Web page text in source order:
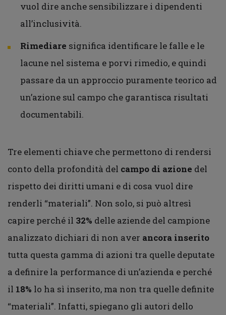
vuol dire anche sensibilizzare i dipendenti
all’inclusività.
Rimediare significa identificare le falle e le
lacune nel sistema e porvi rimedio, e quindi
passare da un approccio puramente teorico ad
un’azione sul campo che garantisca risultati
documentabili.
Tre elementi chiave che permettono di rendersi
conto della profondità del campo di azione del
rispetto dei diritti umani e di cosa vuol dire
renderli “materiali”. Non solo, si può altresì
capire perché il 32% delle aziende del campione
analizzato dichiari di non aver ancora inserito
tutta questa gamma di azioni tra quelle deputate
a definire la performance di un’azienda e perché
il 18% lo ha sì inserito, ma non tra quelle definite
“materiali”. Infatti, spiegano gli autori dello